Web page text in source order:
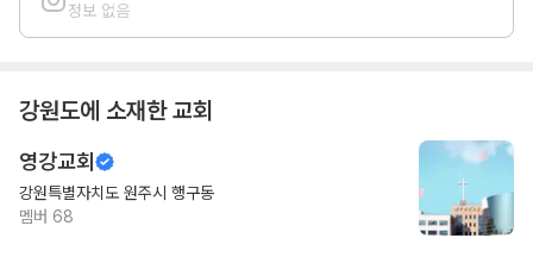
정보 없음
강원도에 소재한 교회
영강교회
강원특별자치도 원주시 행구동
멤버 68